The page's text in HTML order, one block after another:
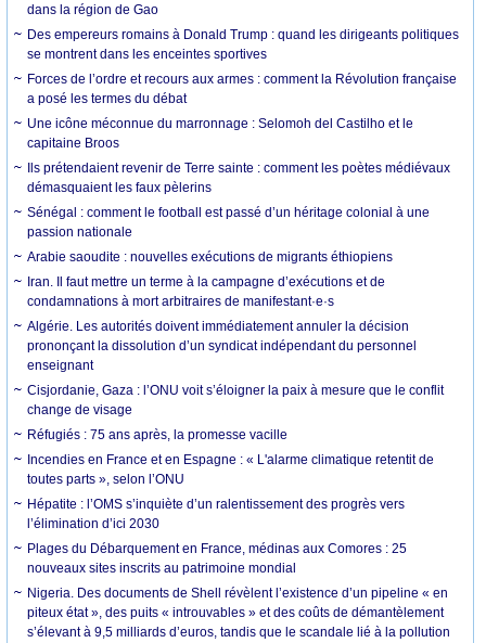
dans la région de Gao
Des empereurs romains à Donald Trump : quand les dirigeants politiques
se montrent dans les enceintes sportives
Forces de l’ordre et recours aux armes : comment la Révolution française
a posé les termes du débat
Une icône méconnue du marronnage : Selomoh del Castilho et le
capitaine Broos
Ils prétendaient revenir de Terre sainte : comment les poètes médiévaux
démasquaient les faux pèlerins
Sénégal : comment le football est passé d’un héritage colonial à une
passion nationale
Arabie saoudite : nouvelles exécutions de migrants éthiopiens
Iran. Il faut mettre un terme à la campagne d’exécutions et de
condamnations à mort arbitraires de manifestant·e·s
Algérie. Les autorités doivent immédiatement annuler la décision
prononçant la dissolution d’un syndicat indépendant du personnel
enseignant
Cisjordanie, Gaza : l’ONU voit s’éloigner la paix à mesure que le conflit
change de visage
Réfugiés : 75 ans après, la promesse vacille
Incendies en France et en Espagne : « L'alarme climatique retentit de
toutes parts », selon l’ONU
Hépatite : l’OMS s’inquiète d’un ralentissement des progrès vers
l’élimination d’ici 2030
Plages du Débarquement en France, médinas aux Comores : 25
nouveaux sites inscrits au patrimoine mondial
Nigeria. Des documents de Shell révèlent l’existence d’un pipeline « en
piteux état », des puits « introuvables » et des coûts de démantèlement
s’élevant à 9,5 milliards d’euros, tandis que le scandale lié à la pollution